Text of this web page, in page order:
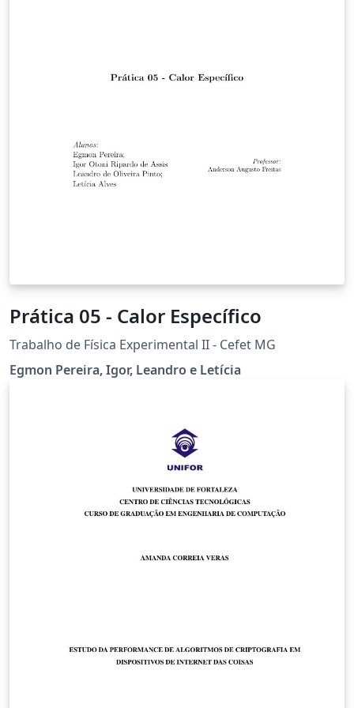
Prática 05 - Calor Específico
Trabalho de Física Experimental II - Cefet MG
Egmon Pereira, Igor, Leandro e Letícia